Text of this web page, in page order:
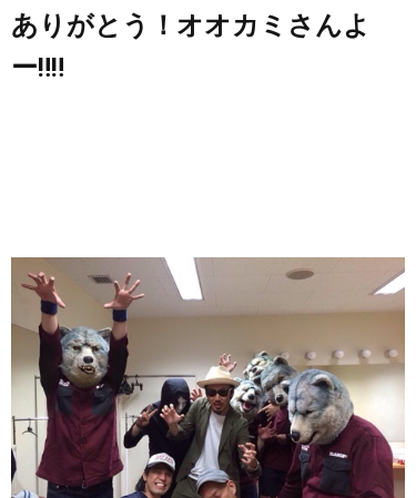
ありがとう！オオカミさんよ
ー‼︎‼︎